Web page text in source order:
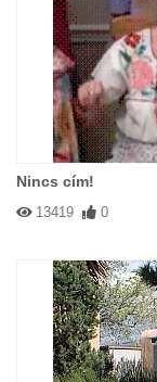
Nincs cím!
13419 0